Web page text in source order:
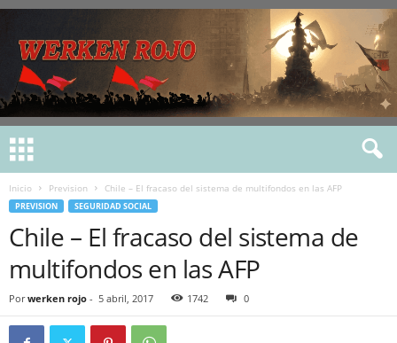
Inicio Prevision Chile – El fracaso del sistema de multifondos en las AFP
PREVISION SEGURIDAD SOCIAL
Chile – El fracaso del sistema de
multifondos en las AFP
Por werken rojo - 5 abril, 2017 1742 0